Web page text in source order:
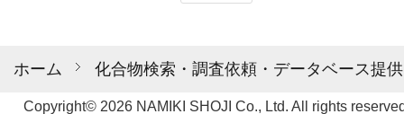
ホーム 化合物検索・調査依頼・データベース提供
Copyright© 2026 NAMIKI SHOJI Co., Ltd. All rights